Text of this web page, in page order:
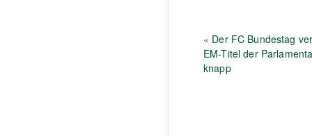
« Der FC Bundestag
EM-Titel der
knapp